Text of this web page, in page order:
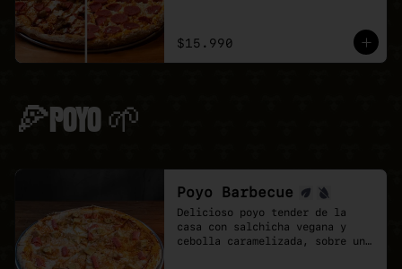
$15.990
🍕POYO 🌱
Poyo Barbecue
Delicioso poyo tender de la
casa con salchicha vegana y
cebolla caramelizada, sobre una